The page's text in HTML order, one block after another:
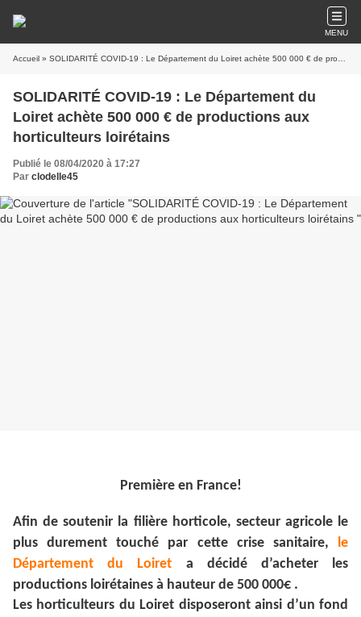
MENU
Accueil » SOLIDARITÉ COVID-19 : Le Département du Loiret achète 500 000 € de productions aux horticulteurs loirétains
SOLIDARITÉ COVID-19 : Le Département du
Loiret achète 500 000 € de productions aux
horticulteurs loirétains
Publié le 08/04/2020 à 17:27
Par clodelle45
Première en France!
Afin de soutenir la filière horticole, secteur agricole le
plus durement touché par cette crise sanitaire, le
Département du Loiret a décidé d’acheter les
productions loirétaines à hauteur de 500 000€ .
Les horticulteurs du Loiret disposeront ainsi d’un fond